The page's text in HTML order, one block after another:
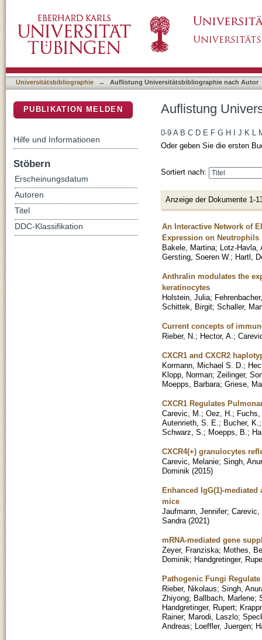
Universitätsbibliographie → Auflistung Universitätsbibliographie nach Autor
Auflistung
0-9 A B C D E F G H J K L
Oder geben Sie die ersten
Sortiert nach:
Anzeige der Dokumente 1-
An Interactive Network of
Expression on Neutrophils
Bakele, Martina; Lotz-Havla,
Gersting, Soeren W. ; Hartl,
Anthralin modulates the
keratinocytes
Holstein, Julia;
Schittek, Birgit; Schaller,
Current concepts of
Rieber, N. ; Hector, A. ;
CXCR1 and CXCR2
Kormann, Michael S. D. ;
Klopp, Norman; Zeilinger,
Moepps, Barbara; Griese,
CXCR1 Regulates
Carevic, M. ; Oez, H. ;
Autenrieth, S. E. ; Bucher, K.
Schwarz, S. ; Moepps, B. ;
CXCR4(+) granulocytes
Carevic, Melanie; Singh,
Dominik (2015)
Enhanced IgG(1)-
mice
Jaufmann, Jennifer; Carevic,
Sandra (2021)
mRNA-mediated gene
Zeyer, Franziska; Mothes,
Dominik; Handgretinger,
Pathogenic Fungi
Rieber, Nikolaus; Singh,
Zhiyong; Ballbach, Marlene;
Handgretinger, Rupert;
Rainer; Marodi, Laszlo;
Andreas; Loeffler, Juergen;
PUBLIKATION MELDEN
Hilfe und Informationen
Stöbern
Erscheinungsdatum
Autoren
Titel
DDC-Klassifikation